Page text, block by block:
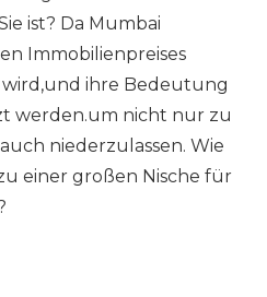
ist? Da Mumbai
Immobilienpreises
wird,und ihre Bedeutung
werden.um nicht nur zu
niederzulassen. Wie
einer großen Nische für